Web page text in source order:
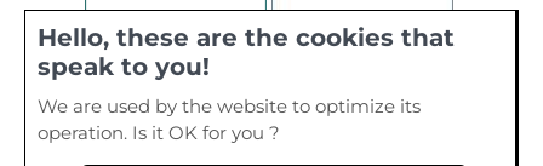
Hello, these are the cookies that
speak to you!
We are used by the website to optimize its
operation. Is it OK for you ?